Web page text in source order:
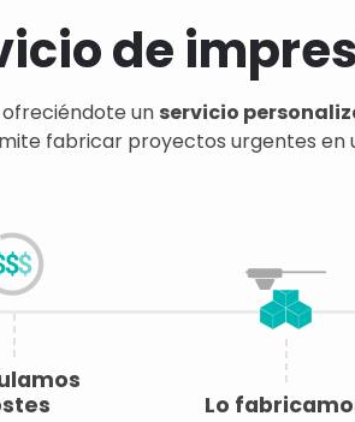
de
un servicio
fabricar proyectos urgentes en
Lo